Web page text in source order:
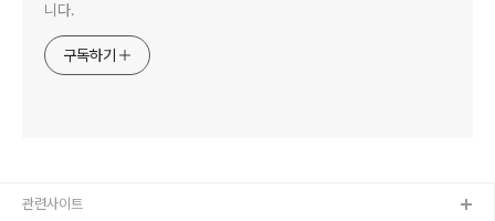
니다.
구독하기
관련사이트